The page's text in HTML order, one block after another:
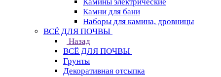
Камни для бани
Наборы для камина, дровницы
ВСЁ ДЛЯ ПОЧВЫ
Назад
ВСЁ ДЛЯ ПОЧВЫ
Грунты
Декоративная отсыпка